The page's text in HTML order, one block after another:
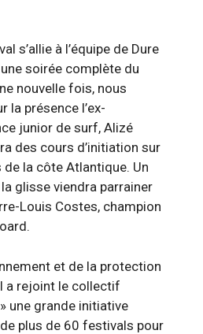
s’allie à l’équipe de Dure
soirée complète du
nouvelle fois, nous
la présence l’ex-
junior de surf, Alizé
des cours d’initiation sur
la côte Atlantique. Un
glisse viendra parrainer
Louis Costes, champion
et de la protection
a rejoint le collectif
une grande initiative
plus de 60 festivals pour